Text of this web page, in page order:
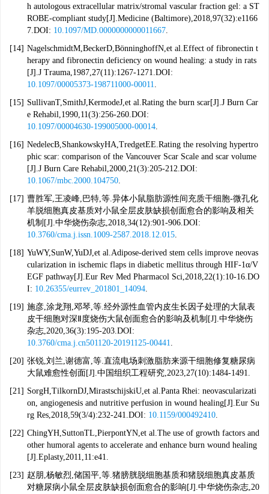
h autologous extracellular matrix/stromal vascular fraction gel: a ST
ROBE-compliant study[J].Medicine (Baltimore),2018,97(32):e1166
7.DOI: 10.1097/MD.0000000000011667.
[14] NagelschmidtM,BeckerD,BönninghoffN,et al.Effect of fibronectin t
herapy and fibronectin deficiency on wound healing: a study in rats
[J].J Trauma,1987,27(11):1267-1271.DOI:
10.1097/00005373-198711000-00011.
[15] SullivanT,SmithJ,KermodeJ,et al.Rating the burn scar[J].J Burn Car
e Rehabil,1990,11(3):256-260.DOI:
10.1097/00004630-199005000-00014.
[16] NedelecB,ShankowskyHA,TredgetEE.Rating the resolving hypertro
phic scar: comparison of the Vancouver Scar Scale and scar volume
[J].J Burn Care Rehabil,2000,21(3):205-212.DOI:
10.1067/mbc.2000.104750.
[17] 曹胜军,王凌峰,巴特,等.异体小鼠脂肪源性间充质干细胞-微孔化
羊脱细胞真皮基质对小鼠全层皮肤缺损创面愈合的影响及相关
机制[J].中华烧伤杂志,2018,34(12):901-906.DOI:
10.3760/cma.j.issn.1009-2587.2018.12.015.
[18] YuWY,SunW,YuDJ,et al.Adipose-derived stem cells improve neovas
cularization in ischemic flaps in diabetic mellitus through HIF-1α/V
EGF pathway[J].Eur Rev Med Pharmacol Sci,2018,22(1):10-16.DO
I: 10.26355/eurrev_201801_14094.
[19] 施彦,涂龙翔,邓琴,等.经外源性血管内皮生长因子处理的大鼠表
皮干细胞对深Ⅱ度烧伤大鼠创面愈合的影响及机制[J].中华烧伤
杂志,2020,36(3):195-203.DOI:
10.3760/cma.j.cn501120-20191125-00441.
[20] 张锐,刘兰,谢德富,等.直流电场刺激脂肪来源干细胞修复糖尿病
大鼠难愈性创面[J].中国组织工程研究,2023,27(10):1484-1491.
[21] SorgH,TilkornDJ,MirastschijskiU,et al.Panta Rhei: neovascularizati
on, angiogenesis and nutritive perfusion in wound healing[J].Eur Su
rg Res,2018,59(3/4):232-241.DOI: 10.1159/000492410.
[22] ChingYH,SuttonTL,PierpontYN,et al.The use of growth factors and
other humoral agents to accelerate and enhance burn wound healing
[J].Eplasty,2011,11:e41.
[23] 赵朋,杨敏烈,储国平,等.猪膀胱脱细胞基质和猪脱细胞真皮基质
对糖尿病小鼠全层皮肤缺损创面愈合的影响[J].中华烧伤杂志,20